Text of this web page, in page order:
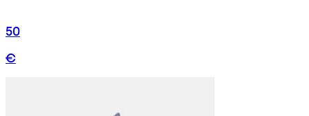
50
€